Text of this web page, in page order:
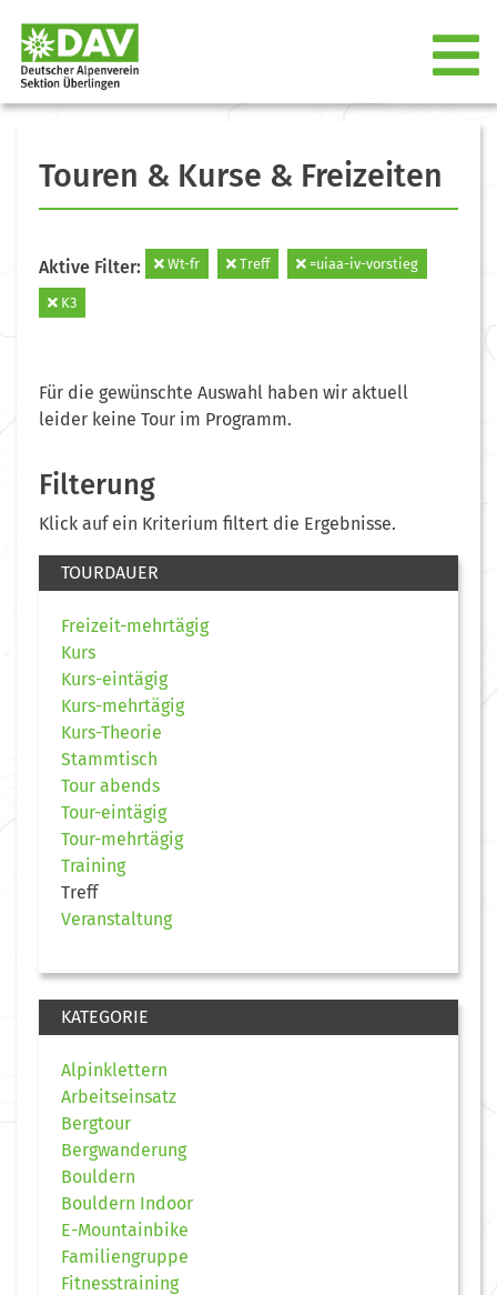
Touren & Kurse & Freizeiten
Aktive Filter: Wt-fr Treff =uiaa-iv-vorstieg
K3
Für die gewünschte Auswahl haben wir aktuell
leider keine Tour im Programm.
Filterung
Klick auf ein Kriterium filtert die Ergebnisse.
TOURDAUER
Freizeit-mehrtägig
Kurs
Kurs-eintägig
Kurs-mehrtägig
Kurs-Theorie
Stammtisch
Tour abends
Tour-eintägig
Tour-mehrtägig
Training
Treff
Veranstaltung
KATEGORIE
Alpinklettern
Arbeitseinsatz
Bergtour
Bergwanderung
Bouldern
Bouldern Indoor
E-Mountainbike
Familiengruppe
Fitnesstraining